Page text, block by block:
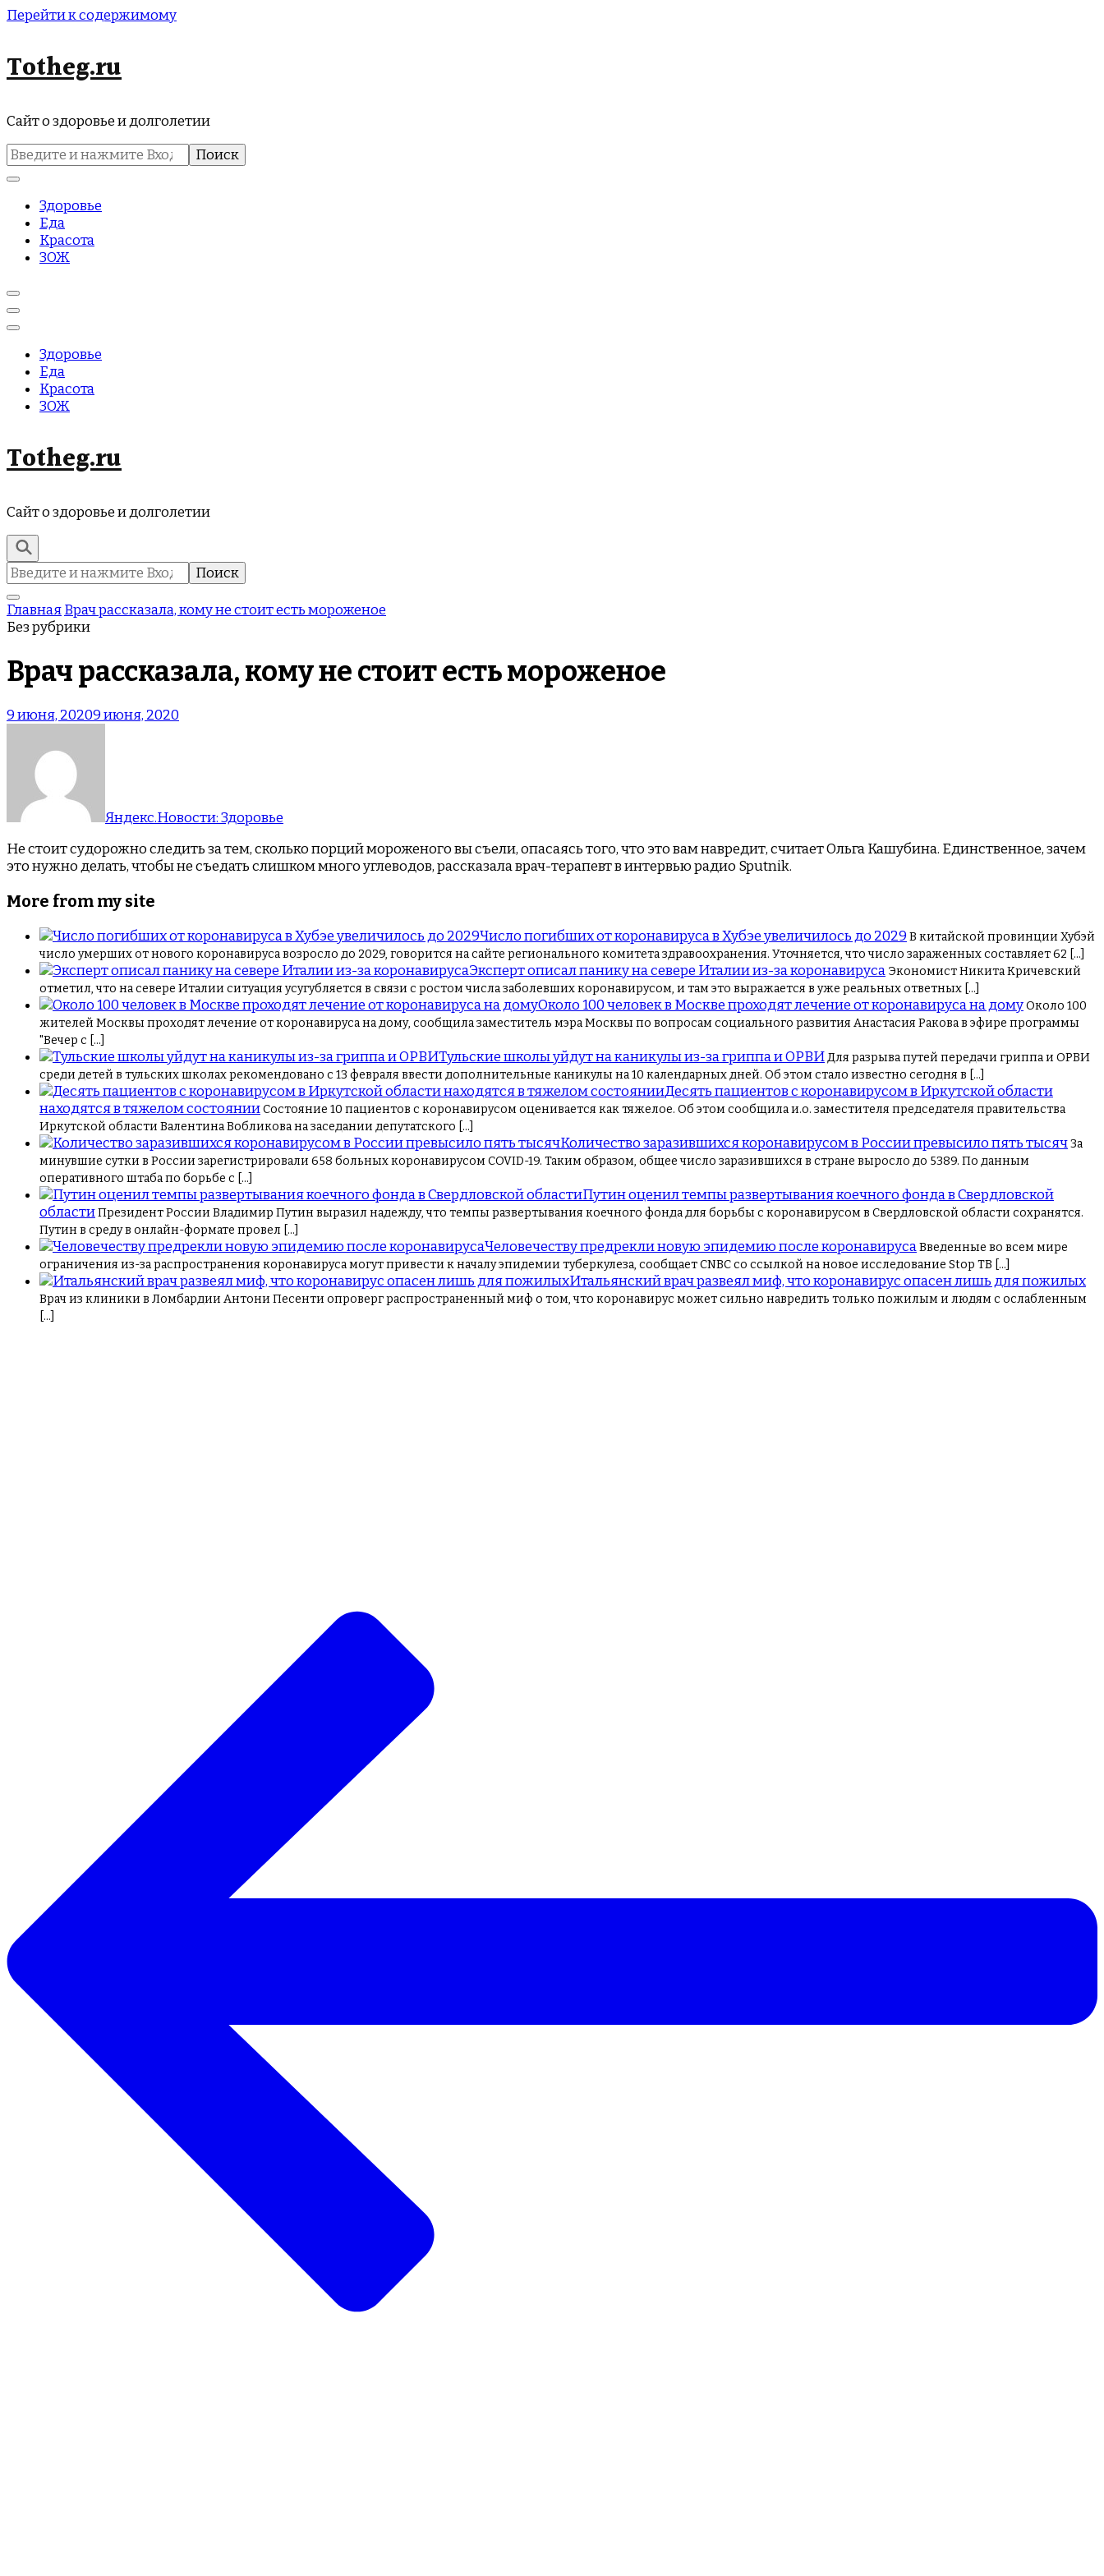
Перейти к содержимому
Totheg.ru
Сайт о здоровье и долголетии
Найти:
Здоровье
Еда
Красота
ЗОЖ
Здоровье
Еда
Красота
ЗОЖ
Totheg.ru
Сайт о здоровье и долголетии
Найти:
ГлавнаяВрач рассказала, кому не стоит есть мороженое
Без рубрики
Врач рассказала, кому не стоит есть мороженое
9 июня, 20209 июня, 2020
Яндекс.Новости: Здоровье
Не стоит судорожно следить за тем, сколько порций мороженого вы съели, опасаясь того, что это вам навредит, считает Ольга Кашубина. Единственное, зачем
это нужно делать, чтобы не съедать слишком много углеводов, рассказала врач-терапевт в интервью радио Sputnik.
More from my site
Число погибших от коронавируса в Хубэе увеличилось до 2029 В китайской провинции Хубэй
число умерших от нового коронавируса возросло до 2029, говорится на сайте регионального комитета здравоохранения. Уточняется, что число зараженных составляет 62 […]
Эксперт описал панику на севере Италии из-за коронавируса Экономист Никита Кричевский
отметил, что на севере Италии ситуация усугубляется в связи с ростом числа заболевших коронавирусом, и там это выражается в уже реальных ответных […]
Около 100 человек в Москве проходят лечение от коронавируса на домуОколо 100
жителей Москвы проходят лечение от коронавируса на дому, сообщила заместитель мэра Москвы по вопросам социального развития Анастасия Ракова в эфире программы
"Вечер с […]
Тульские школы уйдут на каникулы из-за гриппа и ОРВИДля разрыва путей передачи гриппа и ОРВИ
среди детей в тульских школах рекомендовано с 13 февраля ввести дополнительные каникулы на 10 календарных дней. Об этом стало известно сегодня в […]
Десять пациентов с коронавирусом в Иркутской области
находятся в тяжелом состоянииСостояние 10 пациентов с коронавирусом оценивается как тяжелое. Об этом сообщила и.о. заместителя председателя правительства
Иркутской области Валентина Вобликова на заседании депутатского […]
Количество заразившихся коронавирусом в России превысило пять тысячЗа
минувшие сутки в России зарегистрировали 658 больных коронавирусом COVID-19. Таким образом, общее число заразившихся в стране выросло до 5389. По данным
оперативного штаба по борьбе с […]
Путин оценил темпы развертывания коечного фонда в Свердловской
областиПрезидент России Владимир Путин выразил надежду, что темпы развертывания коечного фонда для борьбы с коронавирусом в Свердловской области сохранятся.
Путин в среду в онлайн-формате провел […]
Человечеству предрекли новую эпидемию после коронавирусаВведенные во всем мире
ограничения из-за распространения коронавируса могут привести к началу эпидемии туберкулеза, сообщает CNBC со ссылкой на новое исследование Stop TB […]
Итальянский врач развеял миф, что коронавирус опасен лишь для пожилых
Врач из клиники в Ломбардии Антони Песенти опроверг распространенный миф о том, что коронавирус может сильно навредить только пожилым и людям с ослабленным
[…]